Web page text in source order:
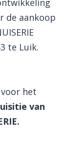
de aankoop
te Luik.
voor het
van